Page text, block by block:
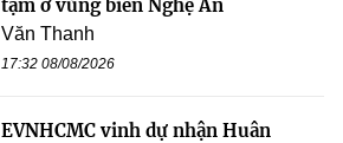
tạm ở vùng biên Nghệ An
Văn Thanh
17:32 08/08/2026
EVNHCMC vinh dự nhận Huân